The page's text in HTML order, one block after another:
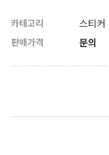
카테고리 스티커
판매가격